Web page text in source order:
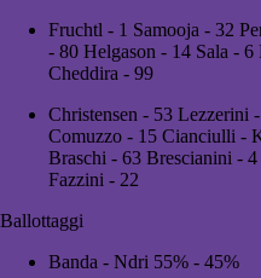
Fruchtl - 1 Samooja - 32
- 80 Helgason - 14 Sala -
Cheddira - 99
Christensen - 53 Lezzerini
Comuzzo - 15 Cianciulli -
Braschi - 63 Brescianini -
Fazzini - 22
Ballottaggi
Banda - Ndri 55% - 45%